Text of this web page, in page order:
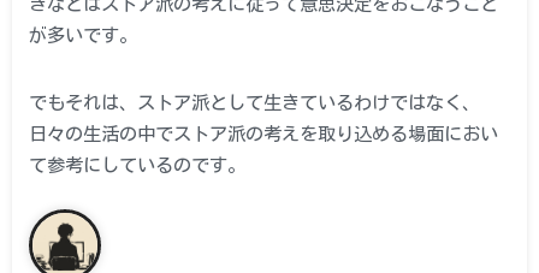
が多いです。
でもそれは、ストア派として生きているわけではなく、
日々の生活の中でストア派の考えを取り込める場面におい
て参考にしているのです。